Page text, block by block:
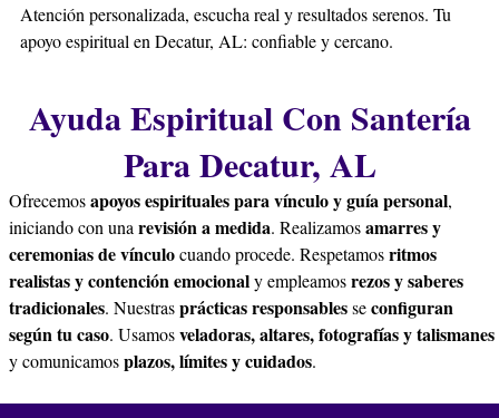
Atención personalizada, escucha real y resultados serenos. Tu
apoyo espiritual en Decatur, AL: confiable y cercano.
Ayuda Espiritual Con Santería
Para Decatur, AL
Ofrecemosapoyos espirituales para vínculo y guía personal,
iniciando con una revisión a medida. Realizamosamarres y
ceremonias de vínculocuando procede. Respetamosritmos
realistas y contención emocionaly empleamosrezos y saberes
tradicionales. Nuestrasprácticas responsablesseconfiguran
según tu caso. Usamosveladoras, altares, fotografías y talismanes
y comunicamosplazos, límites y cuidados.